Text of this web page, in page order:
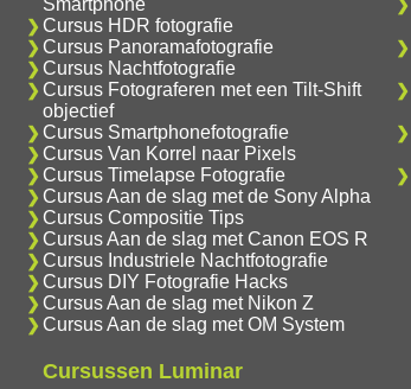
Smartphone
Cursus HDR fotografie
Cursus Panoramafotografie
Cursus Nachtfotografie
Cursus Fotograferen met een Tilt-Shift
objectief
Cursus Smartphonefotografie
Cursus Van Korrel naar Pixels
Cursus Timelapse Fotografie
Cursus Aan de slag met de Sony Alpha
Cursus Compositie Tips
Cursus Aan de slag met Canon EOS R
Cursus Industriele Nachtfotografie
Cursus DIY Fotografie Hacks
Cursus Aan de slag met Nikon Z
Cursus Aan de slag met OM System
Cursussen Luminar